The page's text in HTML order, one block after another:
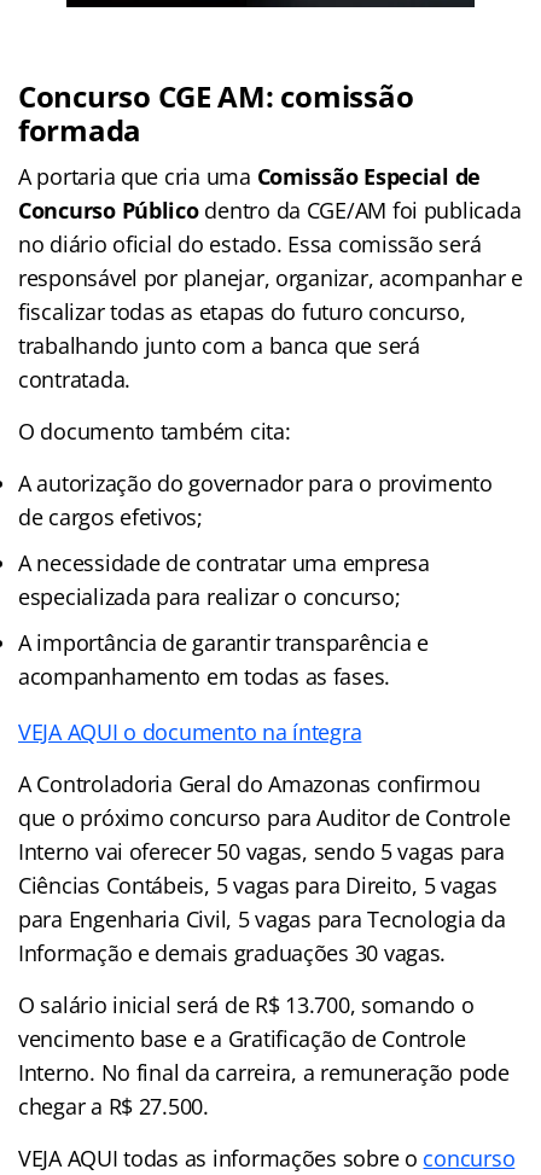
Concurso CGE AM: comissão
formada
A portaria que cria uma Comissão Especial de
Concurso Públicodentro da CGE/AM foi publicada
no diário oficial do estado. Essa comissão será
responsável por planejar, organizar, acompanhar e
fiscalizar todas as etapas do futuro concurso,
trabalhando junto com a banca que será
contratada.
O documento também cita:
A autorização do governador para o provimento
de cargos efetivos;
A necessidade de contratar uma empresa
especializada para realizar o concurso;
A importância de garantir transparência e
acompanhamento em todas as fases.
VEJA AQUI o documento na íntegra
A Controladoria Geral do Amazonas confirmou
que o próximo concurso para Auditor de Controle
Interno vai oferecer 50 vagas, sendo 5 vagas para
Ciências Contábeis, 5 vagas para Direito, 5 vagas
para Engenharia Civil, 5 vagas para Tecnologia da
Informação e demais graduações 30 vagas.
O salário inicial será de R$ 13.700, somando o
vencimento base e a Gratificação de Controle
Interno. No final da carreira, a remuneração pode
chegar a R$ 27.500.
VEJA AQUI todas as informações sobre o concurso